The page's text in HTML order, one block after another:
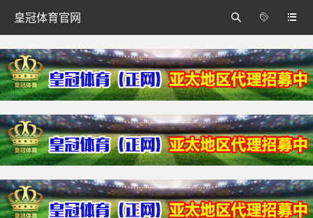
皇冠体育官网 

